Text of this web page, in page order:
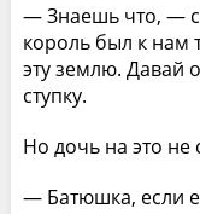
— Знаешь что, —
король был к нам
эту землю. Давай
ступку.
Но дочь на это не
— Батюшка, если